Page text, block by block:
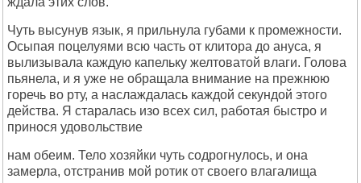
Чуть высунув язык, я прильнула губами к промежности.
Осыпая поцелуями всю часть от клитора до ануса, я
вылизывала каждую капельку желтоватой влаги. Голова
пьянела, и я уже не обращала внимание на прежнюю
горечь во рту, а наслаждалась каждой секундой этого
действа. Я старалась изо всех сил, работая быстро и
принося удовольствие
нам обеим. Тело хозяйки чуть содрогнулось, и она
замерла, отстранив мой ротик от своего влагалища